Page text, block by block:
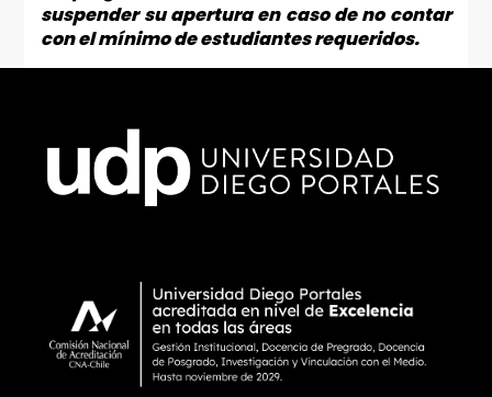
suspender su apertura en caso de no contar
con el mínimo de estudiantes requeridos.